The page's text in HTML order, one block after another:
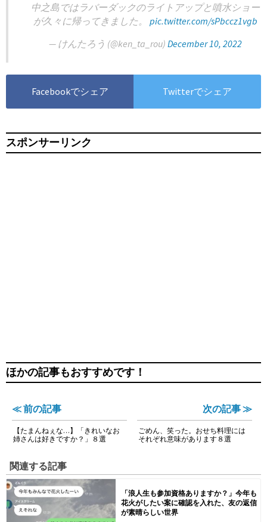
中之島ではラバーダックのライトアップと噴水ショー
が久々に帰ってきました。 pic.twitter.com/sPbccz1vgb
— けんたろう (@ken_ta_rou) December 10, 2022
Facebookでシェア Twitterでシェア
スポンサーリンク
ほかの記事もおすすめです！
≪ 前の記事
【たまんねぇな…】「きれいなお
姉さんは好きですか？」８選
次の記事 ≫
ごめん、笑った。おせち料理には
それぞれ意味があります８選
関連する記事
「浪人生も参加資格ありますか？」今年も
花火がしたい案に確認を入れた、友の返信
が素晴らしい世界